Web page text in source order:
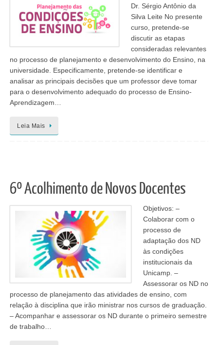
Dr. Sérgio Antônio da
Silva Leite No presente
curso, pretende-se
discutir as etapas
consideradas relevantes
no processo de planejamento e desenvolvimento do Ensino, na
universidade. Especificamente, pretende-se identificar e
analisar as principais decisões que um professor deve tomar
para o desenvolvimento adequado do processo de Ensino-
Aprendizagem…
Leia Mais
6º Acolhimento de Novos Docentes
Objetivos: –
Colaborar com o
processo de
adaptação dos ND
às condições
institucionais da
Unicamp. –
Assessorar os ND no
processo de planejamento das atividades de ensino, com
relação à disciplina que irão ministrar nos cursos de graduação.
– Acompanhar e assessorar os ND durante o primeiro semestre
de trabalho…